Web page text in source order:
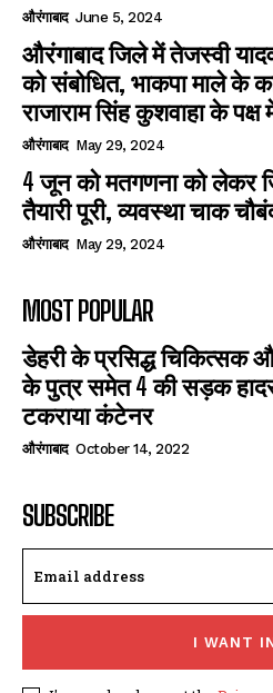
औरंगाबाद June 5, 2024
औरंगाबाद जिले में तेजस्वी
को संबोधित, भाकपा माले के
राजाराम सिंह कुशवाहा के पक्ष
औरंगाबाद May 29, 2024
4 जून को मतगणना को लेकर
तैयारी पूरी, व्यवस्था चाक
औरंगाबाद May 29, 2024
MOST POPULAR
डेहरी के प्रसिद्ध चिकित्सक
के पुत्र समेत 4 की सड़क
टकराया कंटेनर
औरंगाबाद October 14, 2022
SUBSCRIBE
I WANT